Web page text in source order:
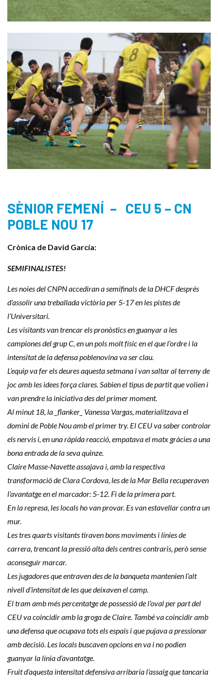
SÈNIOR FEMENÍ – CEU 5 – CN
POBLE NOU 17
Crònica de David García:
SEMIFINALISTES!
Les noies del CNPN accediran a semifinals de la DHCF després
d’assolir una treballada victòria per 5-17 en les pistes de
l’Universitari.
Les visitants van trencar els pronòstics en guanyar a les
campiones del grup C, en un pols molt físic en el que l’ordre i la
intensitat de la defensa poblenovina va ser clau.
L’equip va fer els deures aquesta setmana i van saltar al terreny de
joc amb les idees força clares. Sabien el tipus de partit que volien i
van prendre la iniciativa des del primer moment.
Al minut 18, la _flanker_ Vanessa Vargas, materialitzava el
domini de Poble Nou amb el primer try. El CEU va saber controlar
els nervis i, en una ràpida reacció, empatava el matx gràcies a una
bona entrada de la seva quinze.
Claire Masse-Navette assajava i, amb la respectiva
transformació de Clara Cordova, les de la Mar Bella recuperaven
l’avantatge en el marcador: 5-12. Fi de la primera part.
En la represa, les locals ho van provar. Es van estavellar contra un
mur.
Les tres quarts visitants tiraven bons moviments i línies de
carrera, trencant la pressió alta dels centres contraris, però sense
aconseguir marcar.
Les jugadores que entraven des de la banqueta mantenien l’alt
nivell d’intensitat de les que deixaven el camp.
El tram amb més percentatge de possessió de l’oval per part del
CEU va coincidir amb la groga de Claire. També va coincidir amb
una defensa que ocupava tots els espais i que pujava a pressionar
amb decisió. Les locals buscaven opcions en va i no podien
guanyar la línia d’avantatge.
Fruit d’aquesta intensitat defensiva arribaria l’assaig que tancaria